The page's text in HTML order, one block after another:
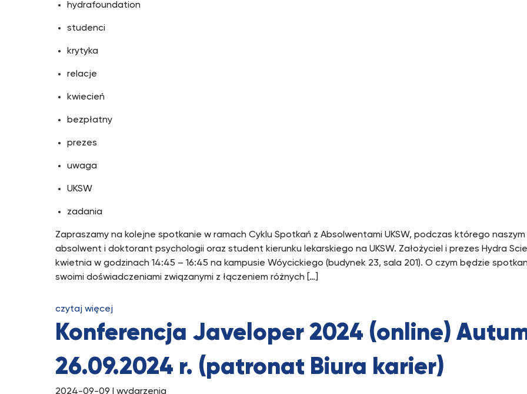
hydrafoundation
studenci
krytyka
relacje
kwiecień
bezpłatny
prezes
uwaga
UKSW
zadania
Zapraszamy na kolejne spotkanie w ramach Cyklu Spotkań z Absolwentami UKSW, podczas którego
absolwent i doktorant psychologii oraz student kierunku lekarskiego na UKSW. Założyciel i prezes Hydra
kwietnia w godzinach 14:45 – 16:45 na kampusie Wóycickiego (budynek 23, sala 201). O czym będzie
swoimi doświadczeniami związanymi z łączeniem różnych […]
czytaj więcej
Konferencja Javeloper 2024 (online)
26.09.2024 r. (patronat Biura karier)
2024-09-09 | wydarzenia